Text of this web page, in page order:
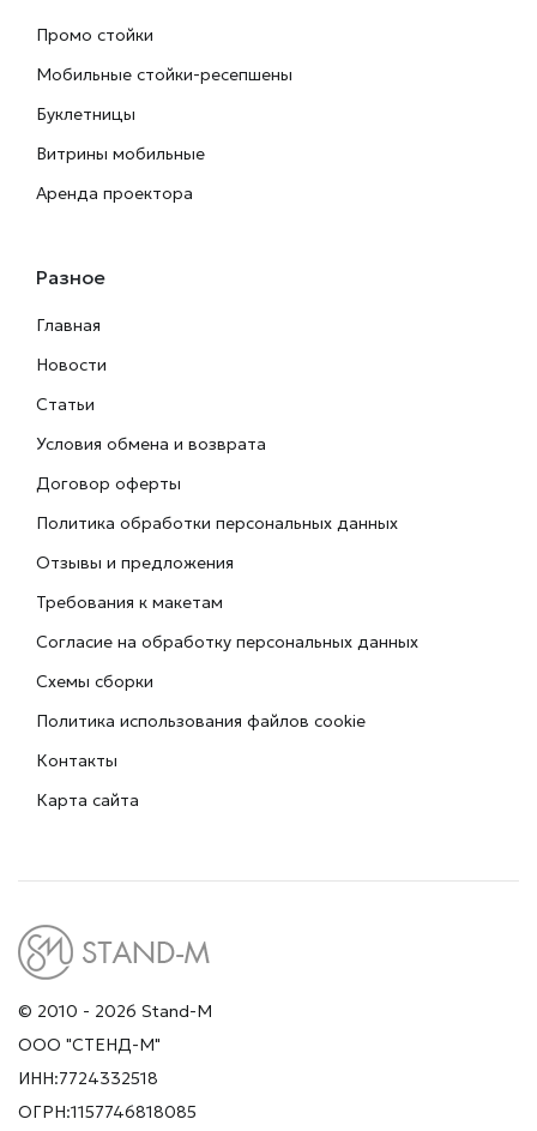
Промо стойки
Мобильные стойки-ресепшены
Буклетницы
Витрины мобильные
Аренда проектора
Разное
Главная
Новости
Статьи
Условия обмена и возврата
Договор оферты
Политика обработки персональных данных
Отзывы и предложения
Требования к макетам
Согласие на обработку персональных данных
Схемы сборки
Политика использования файлов cookie
Контакты
Карта сайта
© 2010 - 2026 Stand-M
ООО "СТЕНД-М"
ИНН:7724332518
ОГРН:1157746818085